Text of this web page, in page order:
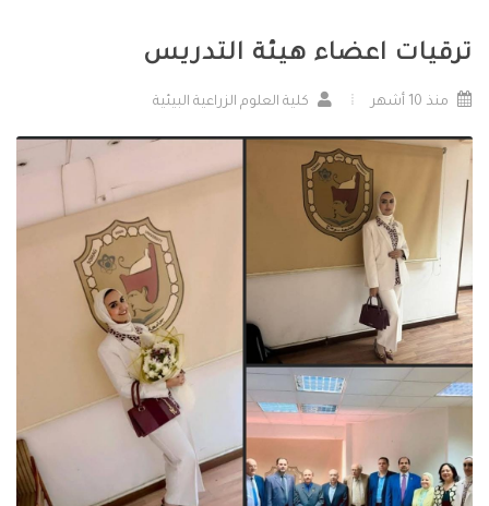
ترقيات اعضاء هيئة التدريس
منذ 10 أشهر كلية العلوم الزراعية البيئية